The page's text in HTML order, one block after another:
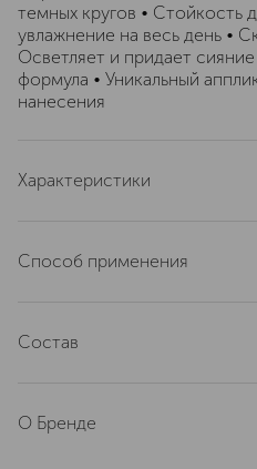
темных кругов • Стойкость
увлажнение на весь день •
Осветляет и придает
формула • Уникальный
нанесения
Характеристики
артикул
Способ применения
внутренние и внешние
направлению к внешнему, и
Состав
Lauryl Polyglyceryl-3
О Бренде